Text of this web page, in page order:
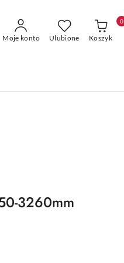
Moje konto Ulubione Koszyk
0
3260mm